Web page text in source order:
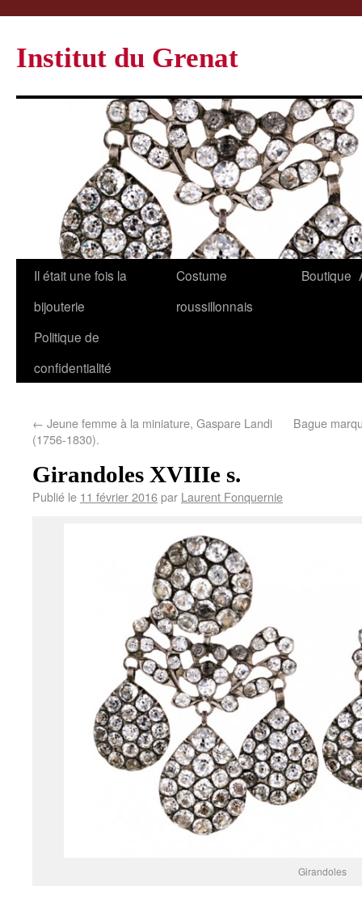
Institut du Grenat
Il était une fois la
bijouterie
Costume
roussillonnais
Boutique
Politique de
confidentialité
← Jeune femme à la miniature, Gaspare Landi
(1756-1830).
Bague
Girandoles XVIIIe s.
Publié le 11 février 2016par Laurent Fonquernie
Girandoles